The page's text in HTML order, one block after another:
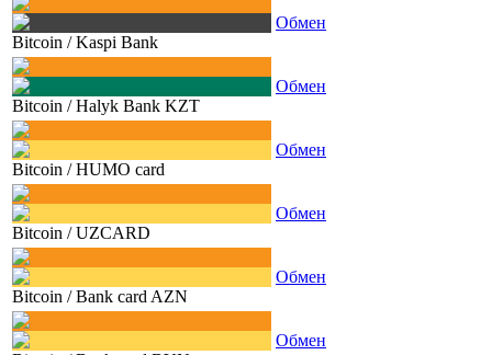
Bitcoin /Kaspi Bank
Обмен
Bitcoin /Halyk Bank KZT
Обмен
Bitcoin /HUMO card
Обмен
Bitcoin /UZCARD
Обмен
Bitcoin /Bank card AZN
Обмен
Обмен